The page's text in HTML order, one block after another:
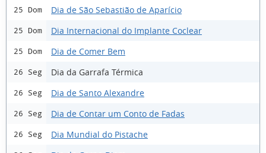
25 Dom Dia de São Sebastião de Aparício
25 Dom Dia Internacional do Implante Coclear
25 Dom Dia de Comer Bem
26 Seg Dia da Garrafa Térmica
26 Seg Dia de Santo Alexandre
26 Seg Dia de Contar um Conto de Fadas
26 Seg Dia Mundial do Pistache